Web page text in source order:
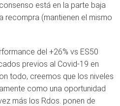
está en la parte baja
recompra (mantienen el mismo
del +26% vs ES50
previos al Covid-19 en
todo, creemos que los niveles
como una oportunidad
más los Rdos. ponen de